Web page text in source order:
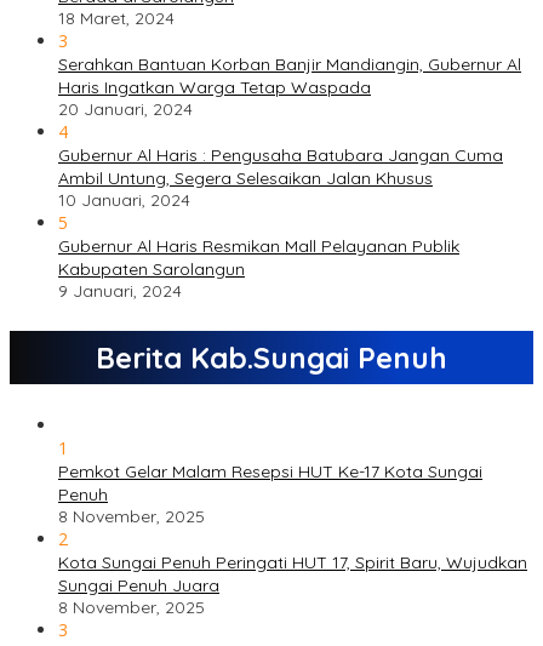
18 Maret, 2024
3
Serahkan Bantuan Korban Banjir Mandiangin, Gubernur Al
Haris Ingatkan Warga Tetap Waspada
20 Januari, 2024
4
Gubernur Al Haris : Pengusaha Batubara Jangan Cuma
Ambil Untung, Segera Selesaikan Jalan Khusus
10 Januari, 2024
5
Gubernur Al Haris Resmikan Mall Pelayanan Publik
Kabupaten Sarolangun
9 Januari, 2024
Berita Kab.Sungai Penuh
1
Pemkot Gelar Malam Resepsi HUT Ke-17 Kota Sungai
Penuh
8 November, 2025
2
Kota Sungai Penuh Peringati HUT 17, Spirit Baru, Wujudkan
Sungai Penuh Juara
8 November, 2025
3